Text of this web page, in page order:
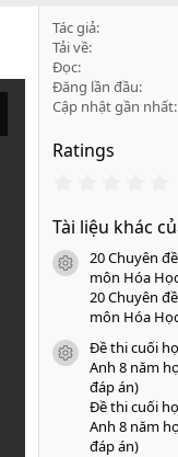
Tác giả
Tải về
Đọc
Đăng lần đầu
Cập nhật gần nhất
Ratings
0
s
a
Tài liệu khác
icon tài liệu
20 Chuyên
môn Hóa
20 Chuyên
môn Hóa
icon tài liệu
Đề thi cuối
Anh 8 năm
đáp án)
Đề thi cuối
Anh 8 năm
đáp án)